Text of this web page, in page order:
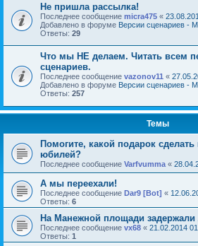
Не пришла рассылка!
Последнее сообщение micra475 «
Добавлено в форуме Версии сценариев -
Ответы: 29
Что мы НЕ делаем. Читать всем
сценариев.
Последнее сообщение vazonov11 «
Добавлено в форуме Версии сценариев -
Ответы: 257
Темы
Помогите, какой подарок
юбилей?
Последнее сообщение Varfvumma «
А мы переехали!
Последнее сообщение Dar9 [Bot] «
Ответы: 6
На Манежной площади задержали
Последнее сообщение vx68 « 21.02.2014
Ответы: 1